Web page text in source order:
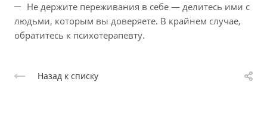
Не держите переживания в себе — делитесь ими с
людьми, которым вы доверяете. В крайнем случае,
обратитесь к психотерапевту.
Назад к списку